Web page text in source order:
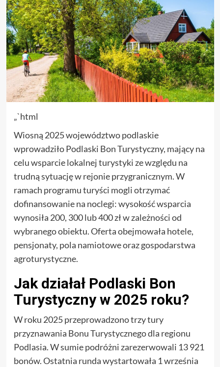
„`html
Wiosną 2025 województwo podlaskie
wprowadziło Podlaski Bon Turystyczny, mający na
celu wsparcie lokalnej turystyki ze względu na
trudną sytuację w rejonie przygranicznym. W
ramach programu turyści mogli otrzymać
dofinansowanie na noclegi: wysokość wsparcia
wynosiła 200, 300 lub 400 zł w zależności od
wybranego obiektu. Oferta obejmowała hotele,
pensjonaty, pola namiotowe oraz gospodarstwa
agroturystyczne.
Jak działał Podlaski Bon
Turystyczny w 2025 roku?
W roku 2025 przeprowadzono trzy tury
przyznawania Bonu Turystycznego dla regionu
Podlasia. W sumie podróżni zarezerwowali 13 921
bonów. Ostatnia runda wystartowała 1 września